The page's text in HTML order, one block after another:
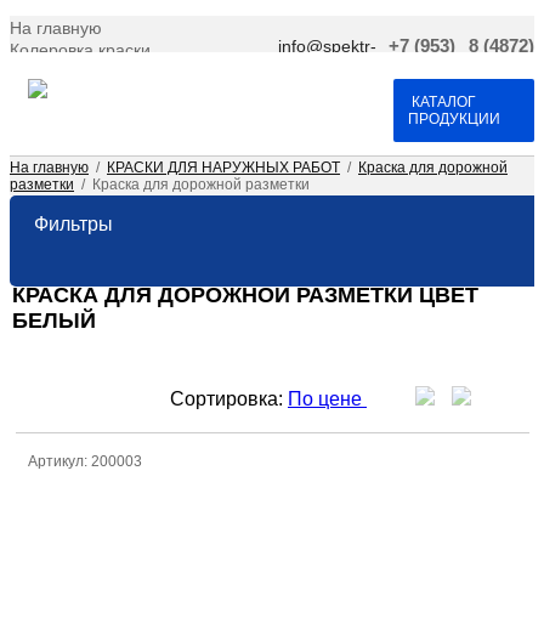
На главную
Колеровка краски
Договор оферта
info@spektr-
+7 (953)
8 (4872)
КАТАЛОГ
ПРОДУКЦИИ
На главную / КРАСКИ ДЛЯ НАРУЖНЫХ РАБОТ / Краска для дорожной
разметки / Краска для дорожной разметки
Фильтры
КРАСКА ДЛЯ ДОРОЖНОЙ РАЗМЕТКИ ЦВЕТ
БЕЛЫЙ
Сортировка: По цене
Артикул: 200003